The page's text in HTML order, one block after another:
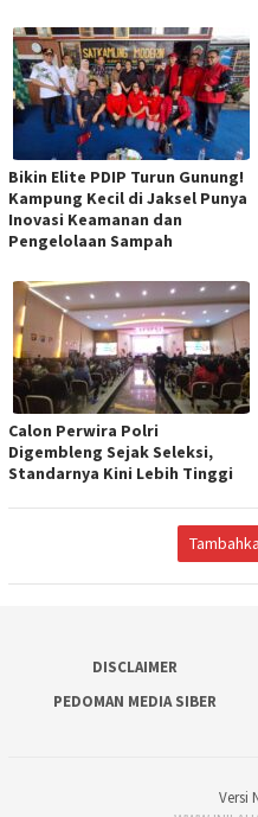
Bikin Elite PDIP Turun Gunung!
Kampung Kecil di Jaksel Punya
Inovasi Keamanan dan
Pengelolaan Sampah
Calon Perwira Polri
Digembleng Sejak Seleksi,
Standarnya Kini Lebih Tinggi
DISCLAIMER
PEDOMAN MEDIA SIBER
Versi